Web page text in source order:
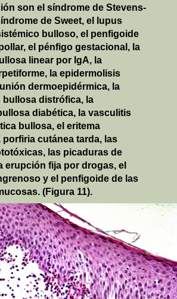
son el síndrome de Stevens-
de Sweet, el lupus
bulloso, el penfigoide
el pénfigo gestacional, la
linear por IgA, la
la epidermolisis
dermoepidérmica, la
distrófica, la
diabética, la vasculitis
bullosa, el eritema
porfiria cutánea tarda, las
las picaduras de
erupción fija por drogas, el
y el penfigoide de las
(Figura 11).